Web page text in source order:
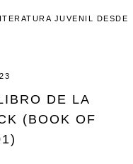
JUVENIL DESDE
DE LA
(BOOK OF